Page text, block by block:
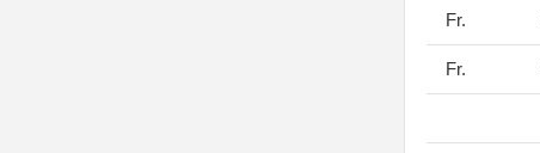
Fr.
Fr.